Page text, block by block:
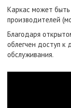
Каркас может
производителей
Благодаря
облегчен доступ к
обслуживания.